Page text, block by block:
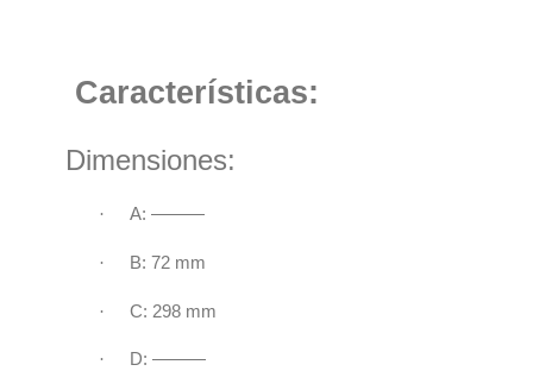
Características:
Dimensiones:
· A: ———
· B: 72 mm
· C: 298 mm
· D: ———